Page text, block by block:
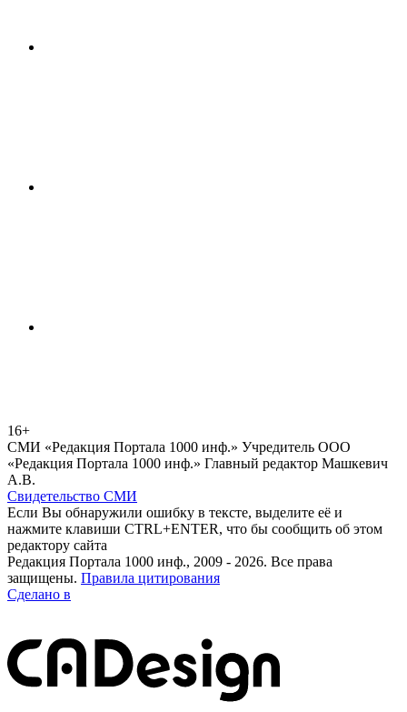
16+
СМИ «Редакция Портала 1000 инф.» Учредитель ООО
«Редакция Портала 1000 инф.» Главный редактор Машкевич
А.В.
Свидетельство СМИ
Если Вы обнаружили ошибку в тексте, выделите её и
нажмите клавиши CTRL+ENTER, что бы сообщить об этом
редактору сайта
Редакция Портала 1000 инф., 2009 - 2026. Все права
защищены. Правила цитирования
Сделано в